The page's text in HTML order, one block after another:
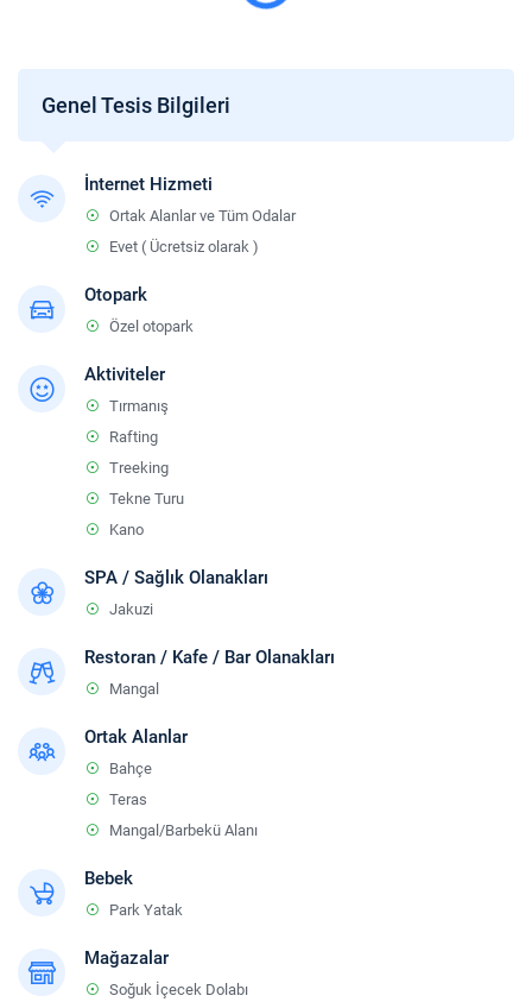
Genel Tesis Bilgileri
İnternet Hizmeti
Ortak Alanlar ve Tüm Odalar
Evet ( Ücretsiz olarak )
Otopark
Özel otopark
Aktiviteler
Tırmanış
Rafting
Treeking
Tekne Turu
Kano
SPA / Sağlık Olanakları
Jakuzi
Restoran / Kafe / Bar Olanakları
Mangal
Ortak Alanlar
Bahçe
Teras
Mangal/Barbekü Alanı
Bebek
Park Yatak
Mağazalar
Soğuk İçecek Dolabı